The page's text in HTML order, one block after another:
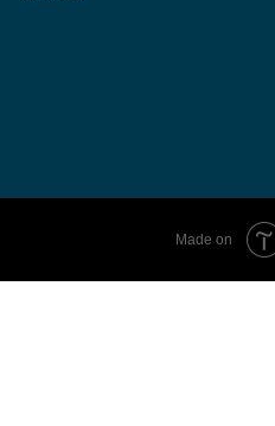
Made on